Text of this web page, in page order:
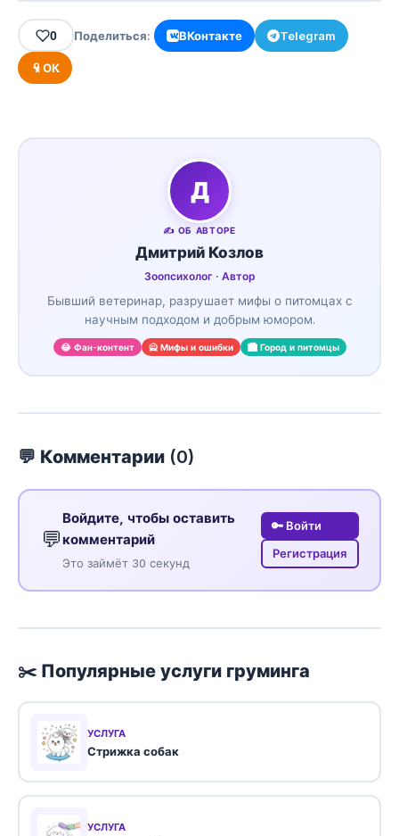
0 Поделиться: ВКонтакте Telegram
ОК
Д
✍️ ОБ АВТОРЕ
Дмитрий Козлов
Зоопсихолог · Автор
Бывший ветеринар, разрушает мифы о питомцах с
научным подходом и добрым юмором.
😂 Фан-контент 🙅 Мифы и ошибки 🏙️ Город и питомцы
💬 Комментарии (0)
💬
Войдите, чтобы оставить
комментарий
Это займёт 30 секунд
🔑 Войти
Регистрация
✂️ Популярные услуги груминга
УСЛУГА
Стрижка собак
УСЛУГА